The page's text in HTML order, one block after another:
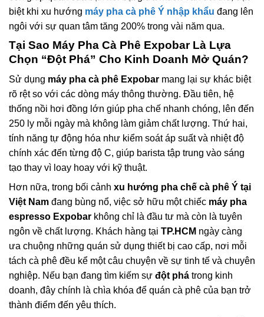
biệt khi xu hướng máy pha cà phê Ý nhập khẩu đang lên
ngôi với sự quan tâm tăng 200% trong vài năm qua.
Tại Sao Máy Pha Cà Phê ExpobarLà Lựa
Chọn “Đột Phá” Cho Kinh Doanh Mở Quán?
Sử dụng máy pha cà phê Expobar mang lại sự khác biệt
rõ rệt so với các dòng máy thông thường. Đầu tiên, hệ
thống nồi hơi đồng lớn giúp pha chế nhanh chóng, lên đến
250 ly mỗi ngày mà không làm giảm chất lượng. Thứ hai,
tính năng tự động hóa như kiểm soát áp suất và nhiệt độ
chính xác đến từng độ C, giúp barista tập trung vào sáng
tạo thay vì loay hoay với kỹ thuật.
Hơn nữa, trong bối cảnh xu hướng pha chế cà phê Ý tại
Việt Nam đang bùng nổ, việc sở hữu một chiếc máy pha
espresso Expobar không chỉ là đầu tư mà còn là tuyên
ngôn về chất lượng. Khách hàng tại TP.HCM ngày càng
ưa chuộng những quán sử dụng thiết bị cao cấp, nơi mỗi
tách cà phê đều kể một câu chuyện về sự tinh tế và chuyên
nghiệp. Nếu bạn đang tìm kiếm sự đột phá trong kinh
doanh, đây chính là chìa khóa để quán cà phê của bạn trở
thành điểm đến yêu thích.